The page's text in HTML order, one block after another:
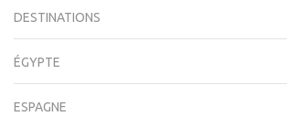
DESTINATIONS
ÉGYPTE
ESPAGNE